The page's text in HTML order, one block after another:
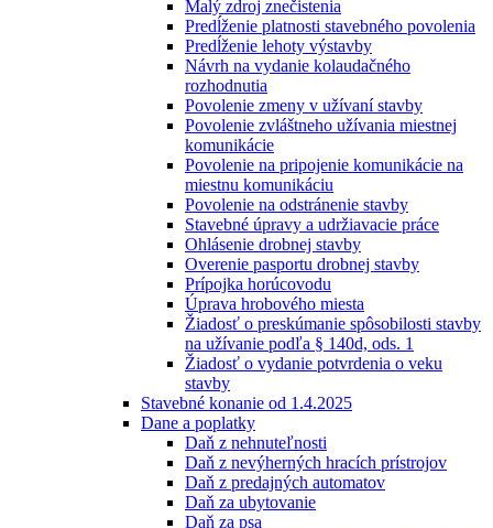
Malý zdroj znečistenia
Predĺženie platnosti stavebného povolenia
Predĺženie lehoty výstavby
Návrh na vydanie kolaudačného
rozhodnutia
Povolenie zmeny v užívaní stavby
Povolenie zvláštneho užívania miestnej
komunikácie
Povolenie na pripojenie komunikácie na
miestnu komunikáciu
Povolenie na odstránenie stavby
Stavebné úpravy a udržiavacie práce
Ohlásenie drobnej stavby
Overenie pasportu drobnej stavby
Prípojka horúcovodu
Úprava hrobového miesta
Žiadosť o preskúmanie spôsobilosti stavby
na užívanie podľa § 140d, ods. 1
Žiadosť o vydanie potvrdenia o veku
stavby
Stavebné konanie od 1.4.2025
Dane a poplatky
Daň z nehnuteľnosti
Daň z nevýherných hracích prístrojov
Daň z predajných automatov
Daň za ubytovanie
Daň za psa